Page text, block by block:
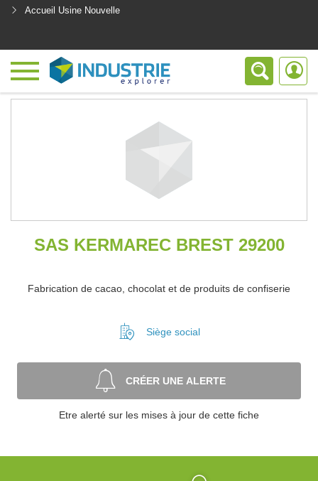
Accueil Usine Nouvelle
SAS KERMAREC BREST 29200
Fabrication de cacao, chocolat et de produits de confiserie
Siège social
CRÉER UNE ALERTE
Etre alerté sur les mises à jour de cette fiche